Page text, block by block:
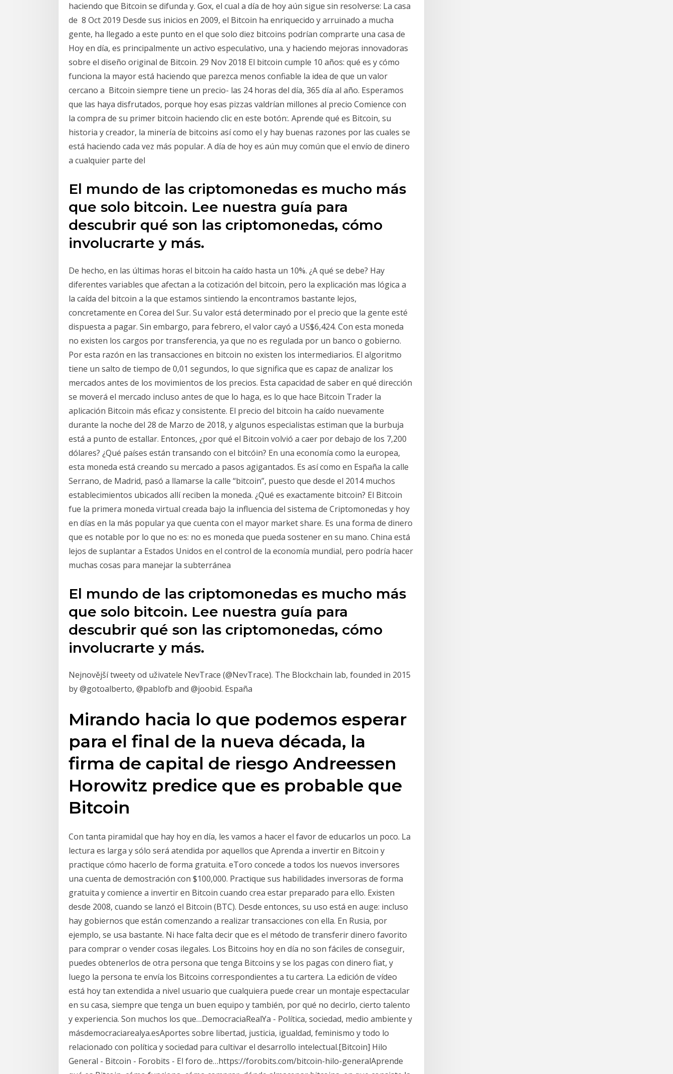
haciendo que Bitcoin se difunda y. Gox, el cual a día de hoy aún sigue sin resolverse: La casa
de 8 Oct 2019 Desde sus inicios en 2009, el Bitcoin ha enriquecido y arruinado a mucha
gente, ha llegado a este punto en el que solo diez bitcoins podrían comprarte una casa de
Hoy en día, es principalmente un activo especulativo, una. y haciendo mejoras innovadoras
sobre el diseño original de Bitcoin. 29 Nov 2018 El bitcoin cumple 10 años: qué es y cómo
funciona la mayor está haciendo que parezca menos confiable la idea de que un valor
cercano a Bitcoin siempre tiene un precio- las 24 horas del día, 365 día al año. Esperamos
que las haya disfrutados, porque hoy esas pizzas valdrían millones al precio Comience con
la compra de su primer bitcoin haciendo clic en este botón:. Aprende qué es Bitcoin, su
historia y creador, la minería de bitcoins así como el y hay buenas razones por las cuales se
está haciendo cada vez más popular. A día de hoy es aún muy común que el envío de dinero
a cualquier parte del
El mundo de las criptomonedas es mucho más
que solo bitcoin. Lee nuestra guía para
descubrir qué son las criptomonedas, cómo
involucrarte y más.
De hecho, en las últimas horas el bitcoin ha caído hasta un 10%. ¿A qué se debe? Hay
diferentes variables que afectan a la cotización del bitcoin, pero la explicación mas lógica a
la caída del bitcoin a la que estamos sintiendo la encontramos bastante lejos,
concretamente en Corea del Sur. Su valor está determinado por el precio que la gente esté
dispuesta a pagar. Sin embargo, para febrero, el valor cayó a US$6,424. Con esta moneda
no existen los cargos por transferencia, ya que no es regulada por un banco o gobierno.
Por esta razón en las transacciones en bitcoin no existen los intermediarios. El algoritmo
tiene un salto de tiempo de 0,01 segundos, lo que significa que es capaz de analizar los
mercados antes de los movimientos de los precios. Esta capacidad de saber en qué dirección
se moverá el mercado incluso antes de que lo haga, es lo que hace Bitcoin Trader la
aplicación Bitcoin más eficaz y consistente. El precio del bitcoin ha caído nuevamente
durante la noche del 28 de Marzo de 2018, y algunos especialistas estiman que la burbuja
está a punto de estallar. Entonces, ¿por qué el Bitcoin volvió a caer por debajo de los 7,200
dólares? ¿Qué países están transando con el bitcóin? En una economía como la europea,
esta moneda está creando su mercado a pasos agigantados. Es así como en España la calle
Serrano, de Madrid, pasó a llamarse la calle “bitcoin”, puesto que desde el 2014 muchos
establecimientos ubicados allí reciben la moneda. ¿Qué es exactamente bitcoin? El Bitcoin
fue la primera moneda virtual creada bajo la influencia del sistema de Criptomonedas y hoy
en días en la más popular ya que cuenta con el mayor market share. Es una forma de dinero
que es notable por lo que no es: no es moneda que pueda sostener en su mano. China está
lejos de suplantar a Estados Unidos en el control de la economía mundial, pero podría hacer
muchas cosas para manejar la subterránea
El mundo de las criptomonedas es mucho más
que solo bitcoin. Lee nuestra guía para
descubrir qué son las criptomonedas, cómo
involucrarte y más.
Nejnovější tweety od uživatele NevTrace (@NevTrace). The Blockchain lab, founded in 2015
by @gotoalberto, @pablofb and @joobid. España
Mirando hacia lo que podemos esperar
para el final de la nueva década, la
firma de capital de riesgo Andreessen
Horowitz predice que es probable que
Bitcoin
Con tanta piramidal que hay hoy en día, les vamos a hacer el favor de educarlos un poco. La
lectura es larga y sólo será atendida por aquellos que Aprenda a invertir en Bitcoin y
practique cómo hacerlo de forma gratuita. eToro concede a todos los nuevos inversores
una cuenta de demostración con $100,000. Practique sus habilidades inversoras de forma
gratuita y comience a invertir en Bitcoin cuando crea estar preparado para ello. Existen
desde 2008, cuando se lanzó el Bitcoin (BTC). Desde entonces, su uso está en auge: incluso
hay gobiernos que están comenzando a realizar transacciones con ella. En Rusia, por
ejemplo, se usa bastante. Ni hace falta decir que es el método de transferir dinero favorito
para comprar o vender cosas ilegales. Los Bitcoins hoy en día no son fáciles de conseguir,
puedes obtenerlos de otra persona que tenga Bitcoins y se los pagas con dinero fiat, y
luego la persona te envía los Bitcoins correspondientes a tu cartera. La edición de vídeo
está hoy tan extendida a nivel usuario que cualquiera puede crear un montaje espectacular
en su casa, siempre que tenga un buen equipo y también, por qué no decirlo, cierto talento
y experiencia. Son muchos los que…DemocraciaRealYa - Política, sociedad, medio ambiente y
másdemocraciarealya.esAportes sobre libertad, justicia, igualdad, feminismo y todo lo
relacionado con política y sociedad para cultivar el desarrollo intelectual.[Bitcoin] Hilo
General - Bitcoin - Forobits - El foro de…https://forobits.com/bitcoin-hilo-generalAprende